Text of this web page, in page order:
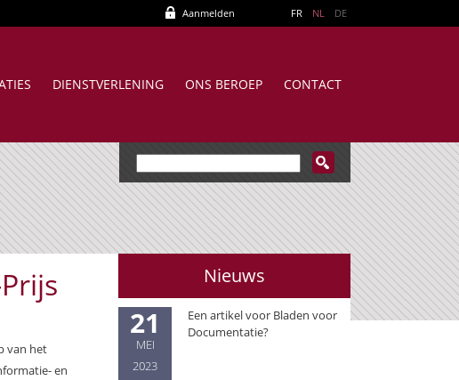
Aanmelden FR NL DE
DIENSTVERLENING ONS BEROEP CONTACT
van het
en
Nieuws
21
MEI
2023
Een artikel voor Bladen voor
Documentatie?